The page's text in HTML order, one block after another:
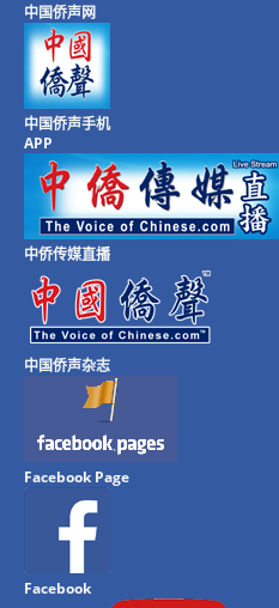
中国侨声网
中国侨声手机
APP
中侨传媒直播
中国侨声杂志
Facebook Page
Facebook